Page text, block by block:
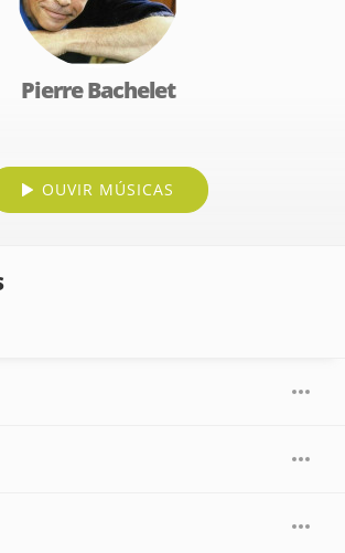
Pierre Bachelet
OUVIR MÚSICAS